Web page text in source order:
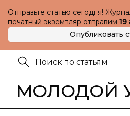
Отправьте статью сегодня!
печатный экземпляр отправим 19
Опубликовать
МОЛОДОЙ